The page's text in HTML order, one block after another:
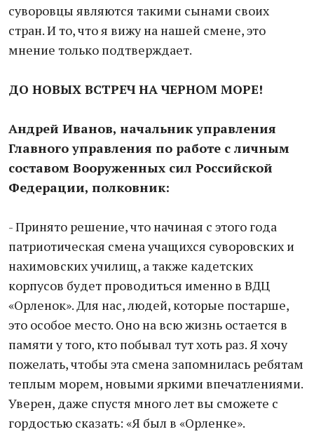
суворовцы являются такими сынами своих
стран. И то, что я вижу на нашей смене, это
мнение только подтверждает.
ДО НОВЫХ ВСТРЕЧ НА ЧЕРНОМ МОРЕ!
Андрей Иванов, начальник управления
Главного управления по работе с личным
составом Вооруженных сил Российской
Федерации, полковник:
- Принято решение, что начиная с этого года
патриотическая смена учащихся суворовских и
нахимовских училищ, а также кадетских
корпусов будет проводиться именно в ВДЦ
«Орленок». Для нас, людей, которые постарше,
это особое место. Оно на всю жизнь остается в
памяти у того, кто побывал тут хоть раз. Я хочу
пожелать, чтобы эта смена запомнилась ребятам
теплым морем, новыми яркими впечатлениями.
Уверен, даже спустя много лет вы сможете с
гордостью сказать: «Я был в «Орленке».